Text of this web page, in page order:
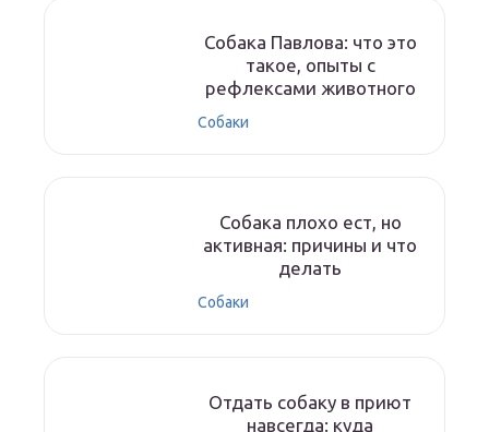
Собака Павлова: что это
такое, опыты с
рефлексами животного
Собаки
Собака плохо ест, но
активная: причины и что
делать
Собаки
Отдать собаку в приют
навсегда: куда